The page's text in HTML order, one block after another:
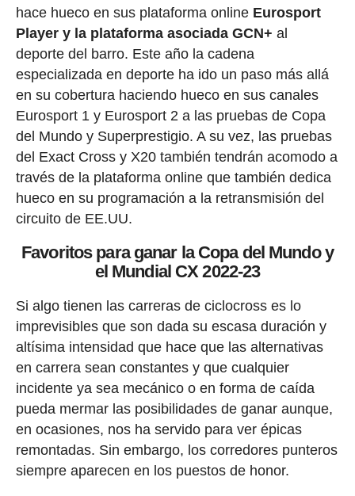
hace hueco en sus plataforma online Eurosport
Player y la plataforma asociada GCN+ al
deporte del barro. Este año la cadena
especializada en deporte ha ido un paso más allá
en su cobertura haciendo hueco en sus canales
Eurosport 1 y Eurosport 2 a las pruebas de Copa
del Mundo y Superprestigio. A su vez, las pruebas
del Exact Cross y X20 también tendrán acomodo a
través de la plataforma online que también dedica
hueco en su programación a la retransmisión del
circuito de EE.UU.
Favoritos para ganar la Copa del Mundo y
el Mundial CX 2022-23
Si algo tienen las carreras de ciclocross es lo
imprevisibles que son dada su escasa duración y
altísima intensidad que hace que las alternativas
en carrera sean constantes y que cualquier
incidente ya sea mecánico o en forma de caída
pueda mermar las posibilidades de ganar aunque,
en ocasiones, nos ha servido para ver épicas
remontadas. Sin embargo, los corredores punteros
siempre aparecen en los puestos de honor.